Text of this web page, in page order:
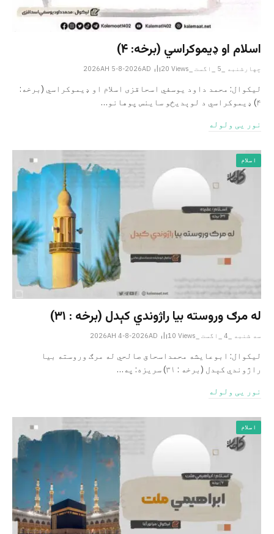
اسلام او ډیموکراسي (برخه: ۴)
چهارشنبه _5 _اگست _2026AH 5-8-2026AD 20 Views
لیکوال: محمد داود یوسفي اسحاقزی اسلام او ډیموکراسي (برخه:
۴) ډیموکراسي د لوېدیځو ساینس پوهانو…
نور یی ولوله
اسلام
له مرګ وروسته بیا راژوندي کېدل (برخه : ۳۱)
سه شنبه _4 _اگست _2026AH 4-8-2026AD 10 Views
لیکوال: ابوعایشه محمداسحاق صالحي له مرګ وروسته بیا
راژوندي کېدل (برخه : ۳۱) سریزه: په…
نور یی ولوله
اسلام